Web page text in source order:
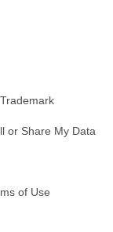
or Share My Data
of Use